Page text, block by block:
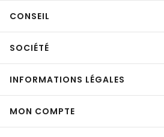
CONSEIL
SOCIÉTÉ
INFORMATIONS LÉGALES
MON COMPTE